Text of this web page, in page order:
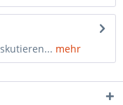
mehr